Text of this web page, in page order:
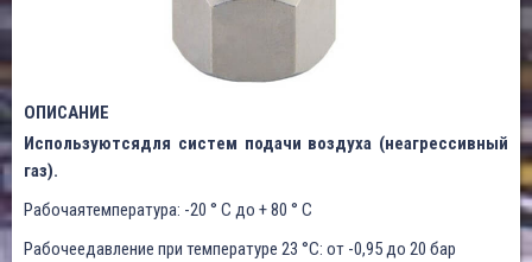
ОПИСАНИЕ
Используютсядля систем подачи воздуха (неагрессивный
газ).
Рабочаятемпература: -20 ° C до + 80 ° C
Рабочеедавление при температуре 23 °C: от -0,95 до 20 бар